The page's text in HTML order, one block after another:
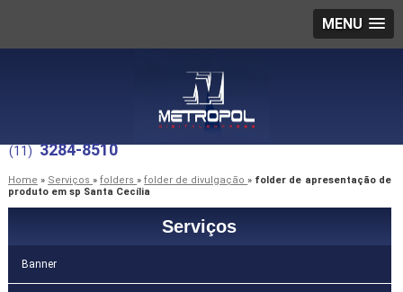
MENU
(11) 3284-8510
Home » Serviços»folders»folder de divulgação» folder de apresentação de
produto em sp Santa Cecília
Serviços
Banner